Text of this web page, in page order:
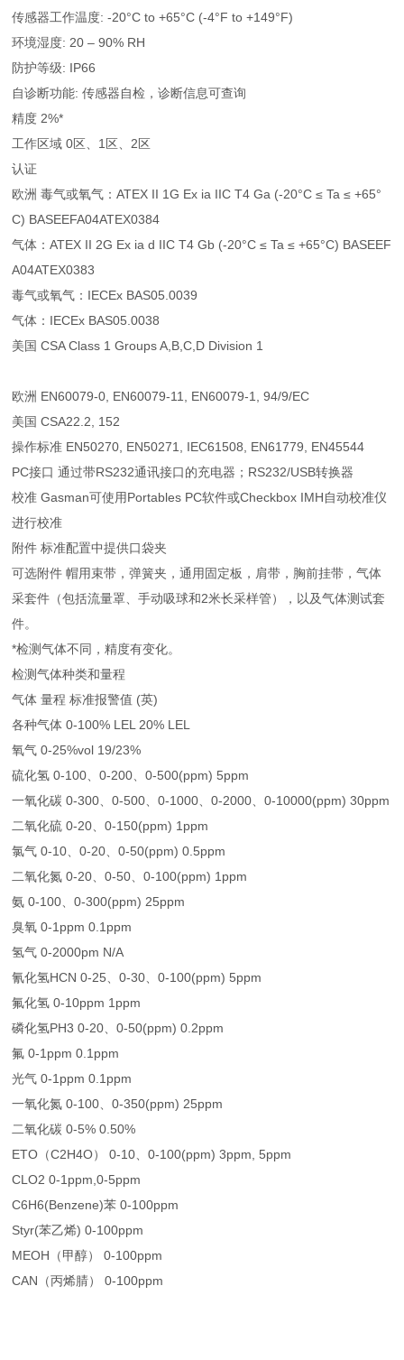
传感器工作温度: -20°C to +65°C (-4°F to +149°F)
环境湿度: 20 – 90% RH
防护等级: IP66
自诊断功能: 传感器自检，诊断信息可查询
精度 2%*
工作区域 0区、1区、2区
认证
欧洲 毒气或氧气：ATEX II 1G Ex ia IIC T4 Ga (-20°C ≤ Ta ≤ +65°
C) BASEEFA04ATEX0384
气体：ATEX II 2G Ex ia d IIC T4 Gb (-20°C ≤ Ta ≤ +65°C) BASEEF
A04ATEX0383
毒气或氧气：IECEx BAS05.0039
气体：IECEx BAS05.0038
美国 CSA Class 1 Groups A,B,C,D Division 1
欧洲 EN60079-0, EN60079-11, EN60079-1, 94/9/EC
美国 CSA22.2, 152
操作标准 EN50270, EN50271, IEC61508, EN61779, EN45544
PC接口 通过带RS232通讯接口的充电器；RS232/USB转换器
校准 Gasman可使用Portables PC软件或Checkbox IMH自动校准仪
进行校准
附件 标准配置中提供口袋夹
可选附件 帽用束带，弹簧夹，通用固定板，肩带，胸前挂带，气体
采套件（包括流量罩、手动吸球和2米长采样管），以及气体测试套
件。
*检测气体不同，精度有变化。
检测气体种类和量程
气体 量程 标准报警值 (英)
各种气体 0-100% LEL 20% LEL
氧气 0-25%vol 19/23%
硫化氢 0-100、0-200、0-500(ppm) 5ppm
一氧化碳 0-300、0-500、0-1000、0-2000、0-10000(ppm) 30ppm
二氧化硫 0-20、0-150(ppm) 1ppm
氯气 0-10、0-20、0-50(ppm) 0.5ppm
二氧化氮 0-20、0-50、0-100(ppm) 1ppm
氨 0-100、0-300(ppm) 25ppm
臭氧 0-1ppm 0.1ppm
氢气 0-2000pm N/A
氰化氢HCN 0-25、0-30、0-100(ppm) 5ppm
氟化氢 0-10ppm 1ppm
磷化氢PH3 0-20、0-50(ppm) 0.2ppm
氟 0-1ppm 0.1ppm
光气 0-1ppm 0.1ppm
一氧化氮 0-100、0-350(ppm) 25ppm
二氧化碳 0-5% 0.50%
ETO（C2H4O） 0-10、0-100(ppm) 3ppm, 5ppm
CLO2 0-1ppm,0-5ppm
C6H6(Benzene)苯 0-100ppm
Styr(苯乙烯) 0-100ppm
MEOH（甲醇） 0-100ppm
CAN（丙烯腈） 0-100ppm